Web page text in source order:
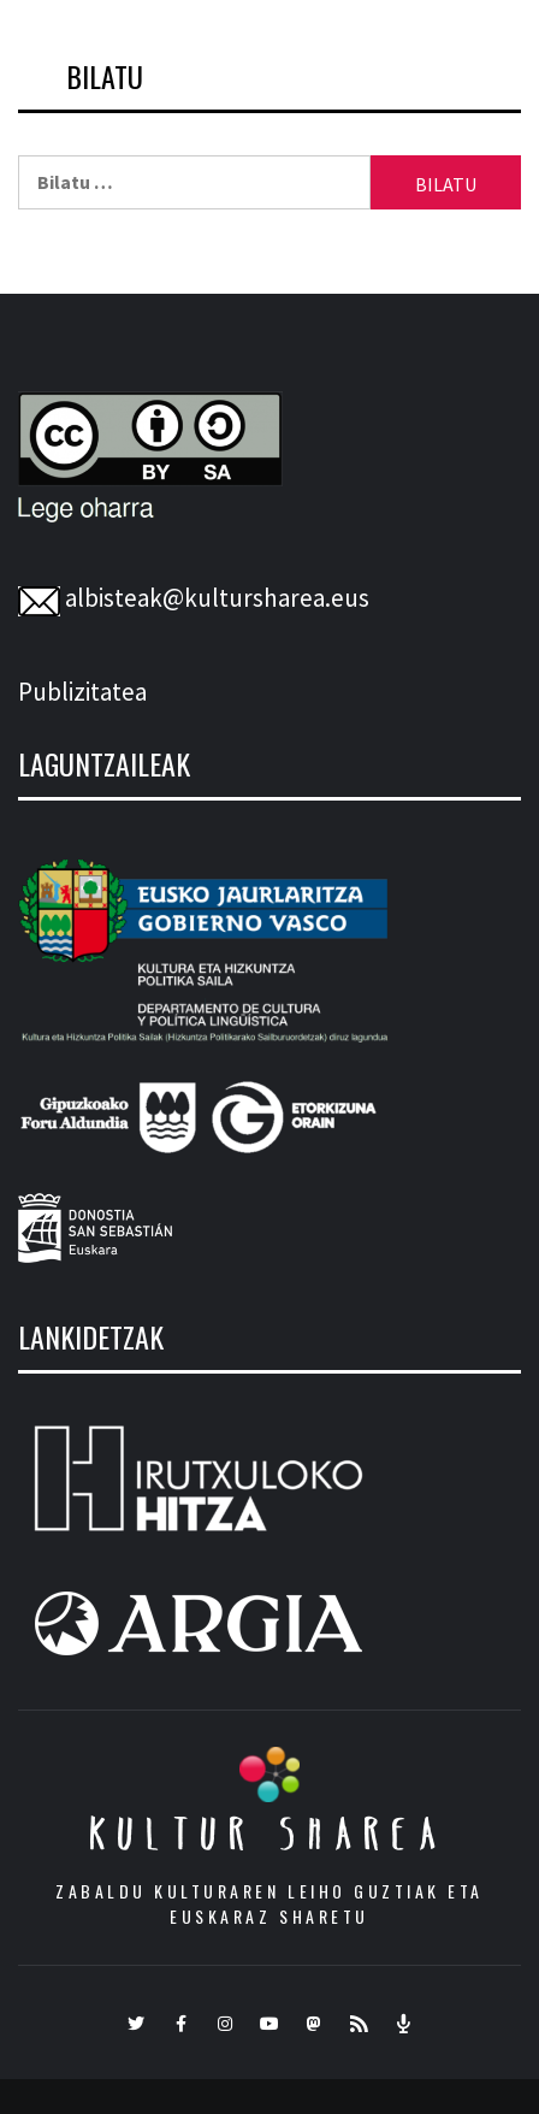
BILATU
albisteak@kultursharea.eus
Publizitatea
LAGUNTZAILEAK
LANKIDETZAK
KULTUR SHAREA
ZABALDU KULTURAREN LEIHO GUZTIAK ETA
EUSKARAZ SHARETU
TwitterFacebookInstagramYoutubeMastodon.eus
RSS Podcast